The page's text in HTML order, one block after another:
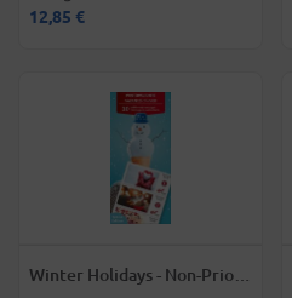
12,85 €
Winter Holidays - Non-Prior-